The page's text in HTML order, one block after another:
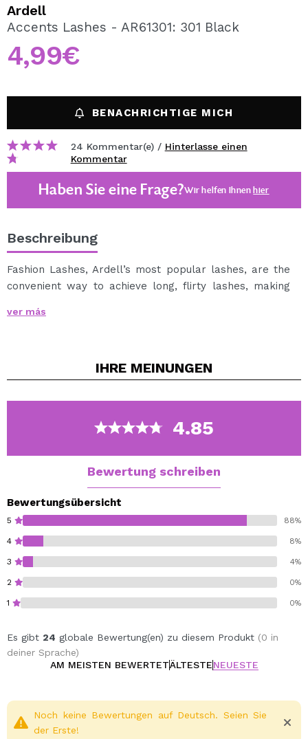
REGISTRIEREN
Durch die Erstellung eines Kontos bei Maquillalia.de
können Sie Ihre Einkäufe schnell tätigen, den Status Ihrer
Ardell
Accents Lashes - AR61301: 301 Black
4,99€
BENACHRICHTIGE MICH
24 Kommentar(e) / Hinterlasse einen
Kommentar
Haben Sie eine Frage?Wir helfen Ihnenhier
Beschreibung
Fashion Lashes, Ardell’s most popular lashes, are the
convenient way to achieve long, flirty lashes, making
reusable. Use Ardell LashGrip Adhesive (sold
ver más
IHRE MEINUNGEN
4.85
Bewertung schreiben
Bewertungsübersicht
5 88%
4 8%
3 4%
2 0%
1 0%
Es gibt 24 globale Bewertung(en) zu diesem Produkt (0 in
deiner Sprache)
AM MEISTEN BEWERTETÄLTESTENEUESTE
Noch keine Bewertungen auf Deutsch. Seien Sie
der Erste!